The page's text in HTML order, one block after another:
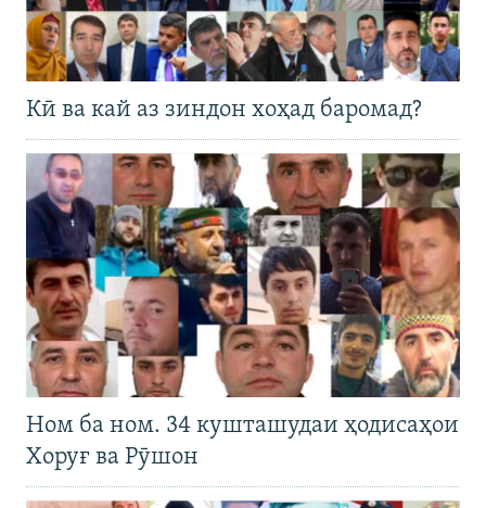
Кӣ ва кай аз зиндон хоҳад баромад?
Ном ба ном. 34 кушташудаи ҳодисаҳои
Хоруғ ва Рӯшон